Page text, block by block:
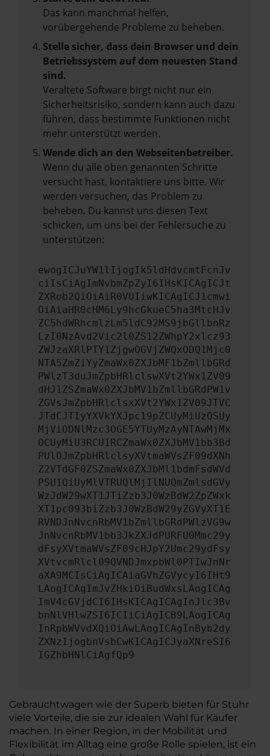
Das kann manchmal helfen,
vorübergehende Probleme zu beheben.
Stelle sicher, dass dein Browser und dein
Betriebssystem auf dem neuesten Stand
sind.
Veraltete Software birgt nicht nur ein
Sicherheitsrisiko, sondern kann auch dazu
führen, dass bestimmte Funktionen nicht
mehr unterstützt werden.
Wende dich an den Webseitenbetreiber.
Wenn du alle oben genannten Schritte
versucht hast, kontaktiere uns bitte. Wir
werden versuchen, das Problem zu
beheben. Du kannst uns diesen Text
schicken, um uns bei der Fehlersuche zu
unterstützen:
ewogICJuYW1lIjogIk5ldHdvcmtFcnJv
ciIsCiAgImNvbmZpZyI6IHsKICAgICJt
ZXRob2QiOiAiR0VUIiwKICAgICJ1cmwi
OiAiaHR0cHM6Ly9hcGkueC5ha3MtcHJv
ZC5hdWRhcmlzLm5ldC92MS9jbGllbnRz
LzI0NzAvd2Vic2l0ZS12ZWhpY2xlcz93
ZWJzaXRlPTY1ZjgwOGVjZWQxODQ1Mjc0
NTA5ZmZiYyZmaWx0ZXJbMF1bZmllbGRd
PWlzT3duJmZpbHRlclswXVt2YWx1ZV09
dHJ1ZSZmaWx0ZXJbMV1bZmllbGRdPW1v
ZGVsJmZpbHRlclsxXVt2YWx1ZV09JTVC
JTdCJTIyYXVkYXJpc19pZCUyMiUzQSUy
MjViODNlMzc3OGE5YTUyMzAyNTAwMjMx
OCUyMiU3RCU1RCZmaWx0ZXJbMV1bb3Bd
PUlOJmZpbHRlclsyXVtmaWVsZF09dXNh
Z2VTdGF0ZSZmaWx0ZXJbMl1bdmFsdWVd
PSU1QiUyMlVTRUQlMjIlNUQmZmlsdGVy
WzJdW29wXT1JTiZzb3J0WzBdW2ZpZWxk
XT1pc093biZzb3J0WzBdW29yZGVyXT1E
RVNDJnNvcnRbMV1bZmllbGRdPWlzVG9w
JnNvcnRbMV1bb3JkZXJdPURFU0Mmc29y
dFsyXVtmaWVsZF09cHJpY2Umc29ydFsy
XVtvcmRlcl09QVNDJmxpbWl0PTIwJnNr
aXA9MCIsCiAgICAiaGVhZGVycyI6IHt9
LAogICAgImJvZHkiOiBudWxsLAogICAg
ImV4cGVjdCI6IHsKICAgICAgInJlc3Bv
bnNlVHlwZSI6ICIiCiAgICB9LAogICAg
InRpbWVvdXQiOiAwLAogICAgInByb2dy
ZXNzIjogbnVsbCwKICAgICJyaXNreSI6
IGZhbHNlCiAgfQp9
Gebrauchtwagen wie der Superb bieten für Stuhr
viele Vorteile, die sie zur idealen Wahl für Käufer
machen. In einer Region, in der Mobilität und
Flexibilität im Alltag eine große Rolle spielen, ist ein